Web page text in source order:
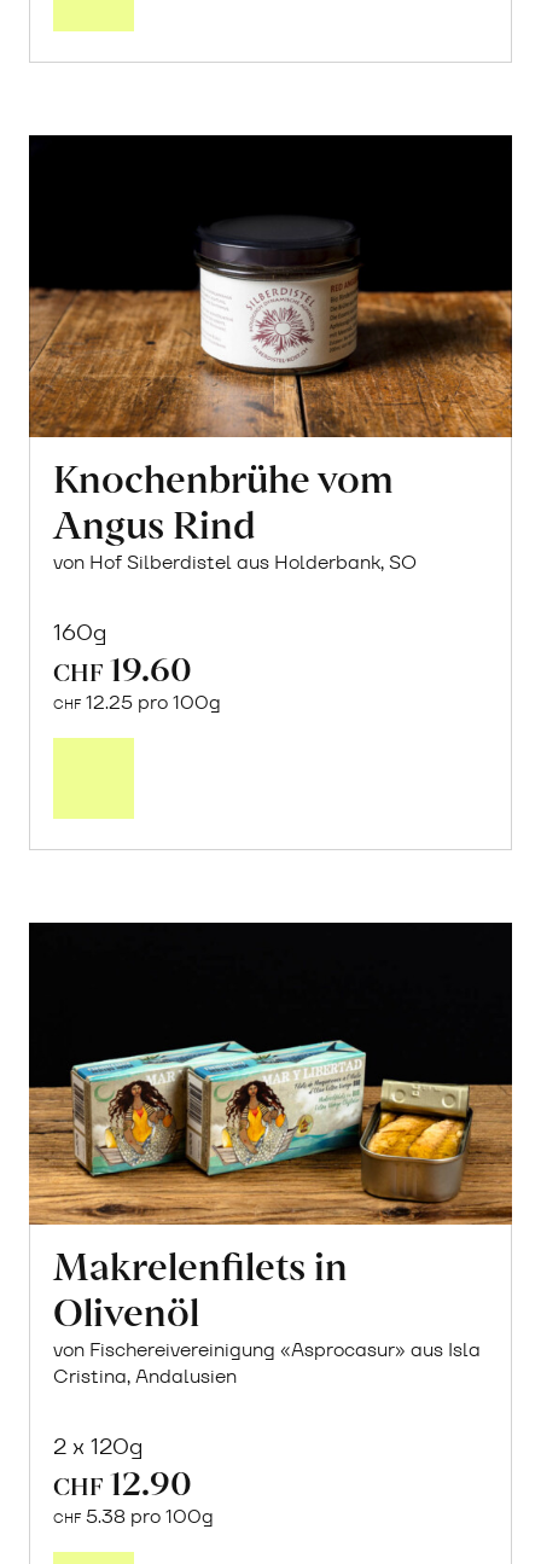
Knochenbrühe vom
Angus Rind
von Hof Silberdistel aus Holderbank, SO
160g
CHF 19.60
CHF 12.25 pro 100g
Makrelenfilets in
Olivenöl
von Fischereivereinigung «Asprocasur» aus Isla
Cristina, Andalusien
2 x 120g
CHF 12.90
CHF 5.38 pro 100g